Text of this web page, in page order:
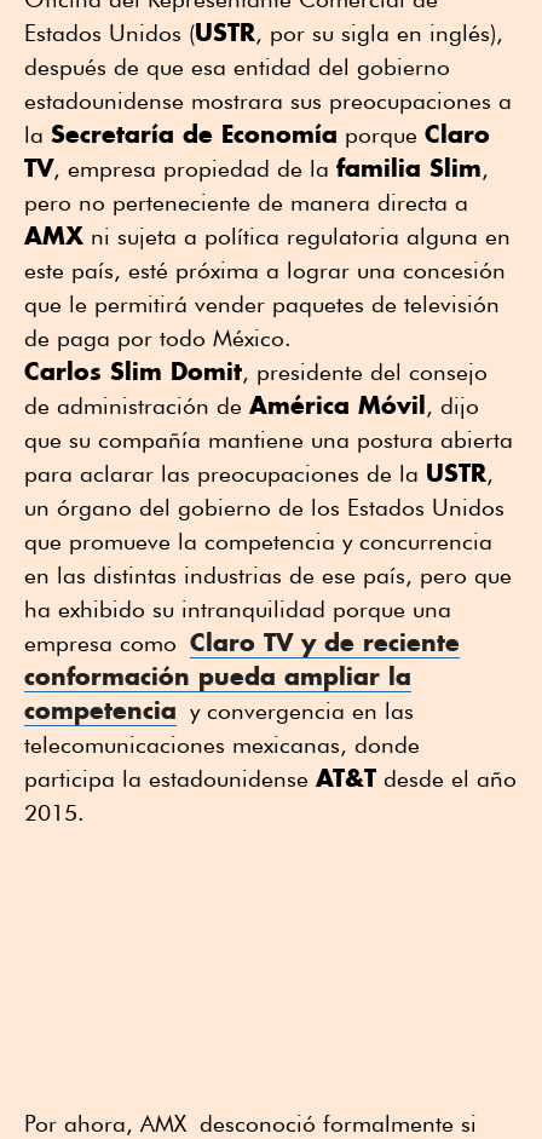
Estados Unidos (USTR, por su sigla en inglés),
después de que esa entidad del gobierno
estadounidense mostrara sus preocupaciones a
la Secretaría de Economía porque Claro
TV, empresa propiedad de la familia Slim,
pero no perteneciente de manera directa a
AMX ni sujeta a política regulatoria alguna en
este país, esté próxima a lograr una concesión
que le permitirá vender paquetes de televisión
de paga por todo México.
Carlos Slim Domit, presidente del consejo
de administración de América Móvil, dijo
que su compañía mantiene una postura abierta
para aclarar las preocupaciones de la USTR,
un órgano del gobierno de los Estados Unidos
que promueve la competencia y concurrencia
en las distintas industrias de ese país, pero que
ha exhibido su intranquilidad porque una
empresa como Claro TV y de reciente
conformación pueda ampliar la
competencia y convergencia en las
telecomunicaciones mexicanas, donde
participa la estadounidense AT&T desde el año
2015.
Por ahora, AMX desconoció formalmente si